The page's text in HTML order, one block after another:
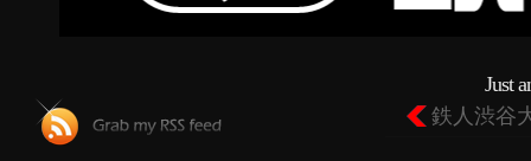
Just
鉄人渋谷